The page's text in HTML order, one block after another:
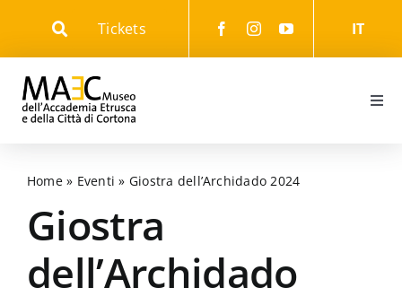
content
Tickets IT
Eventi
Il Museo
Home» Eventi » Giostra dell’Archidado 2024
Giostra
dell’Archidado